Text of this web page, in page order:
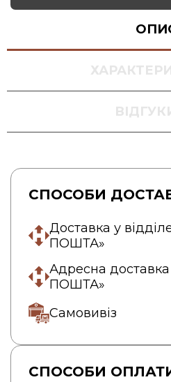
СПОСОБИ
Доставка у
ПОШТА»
Адресна
ПОШТА»
Самовивіз
СПОСОБИ